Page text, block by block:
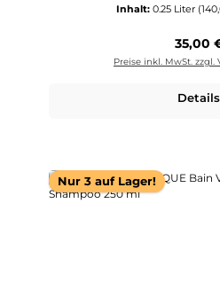
Inhalt: 0.25 Liter
35,00
Preise inkl. MwSt. zzgl.
Details
Nur 3 auf Lager!